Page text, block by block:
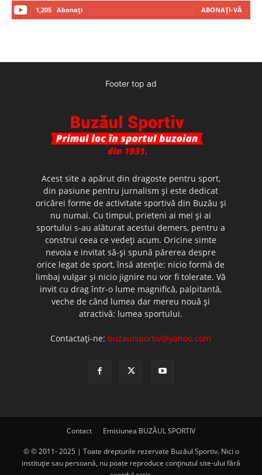
1,205 Abonați ABONAȚI-VĂ
Footer top ad
Acest site a apărut din dragoste pentru sport,
din pasiune pentru jurnalism şi este dedicat
oricărei forme de activitate sportivă din Buzău şi
nu numai. Cu timpul, prieteni ai mei şi ai
sportului s-au alăturat acestui demers, pentru a
construi ceea ce vedeţi acum. Oricine simte
nevoia e invitat să-şi spună părerea despre
orice legat de sport, însă atenţie: nicio formă de
limbaj vulgar şi nicio jignire nu vor fi tolerate. Vă
invit cu drag într-o lume magnifică, palpitantă,
veche de când lumea dar mereu nouă şi
atractivă: lumea sportului.
Contactați-ne: buzaulsportiv@yahoo.com
Contact Emisiunea BUZĂUL SPORTIV
© © 2011- 2025 | Toate drepturile rezervate Buzăul Sportiv. Nici o
instituţie sau persoană, nu poate reproduce conţinutul site-ului fără